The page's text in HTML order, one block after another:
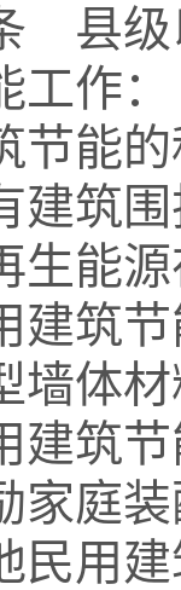
级以
作：
能的
筑围
能源
筑节
体材
筑节
庭装
用建